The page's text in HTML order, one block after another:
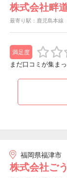
株式会社畔
最寄り駅：鹿児島本線
満足度
まだ口コミが集ま
福岡県福津市
株式会社ご